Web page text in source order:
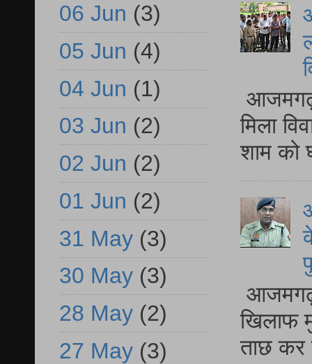
आजमगढ़
मिला
शाम को
आजमगढ़
खिलाफ
ताछ कर
06 Jun (3)
05 Jun (4)
04 Jun (1)
03 Jun (2)
02 Jun (2)
01 Jun (2)
31 May (3)
30 May (3)
28 May (2)
27 May (3)